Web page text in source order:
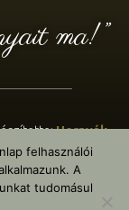
ma!”
Hernyák
Pro
felhasználói
A
tudomásul